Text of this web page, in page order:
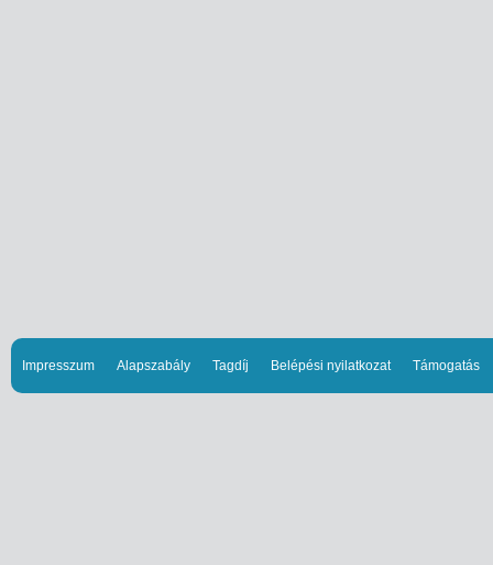
Impresszum Alapszabály Tagdíj Belépési nyilatkozat Támogatás